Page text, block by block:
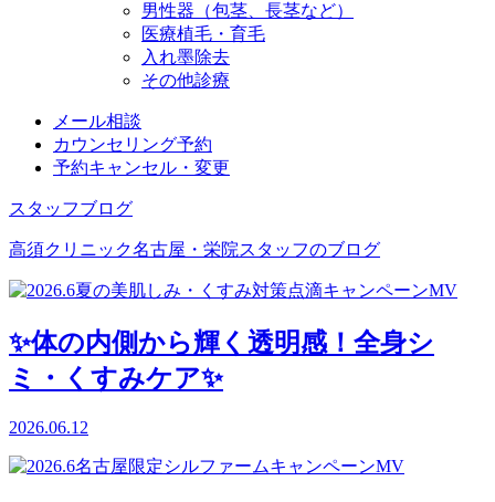
男性器（包茎、長茎など）
医療植毛・育毛
入れ墨除去
その他診療
メール相談
カウンセリング予約
予約キャンセル・変更
スタッフブログ
高須クリニック名古屋・栄院スタッフのブログ
✨体の内側から輝く透明感！全身シ
ミ・くすみケア✨
2026.06.12